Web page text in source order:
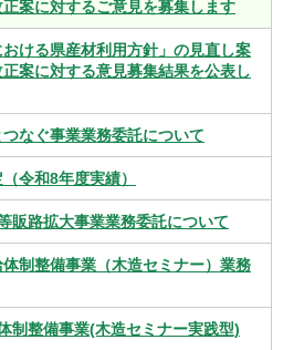
案に対するご意見を募集します
おける県産材利用方針」の見直し案
案に対する意見募集結果を公表し
なぐ事業業務委託について
令和8年度実績）
販路拡大事業業務委託について
制整備事業（木造セミナー）業務
制整備事業(木造セミナー実践型)